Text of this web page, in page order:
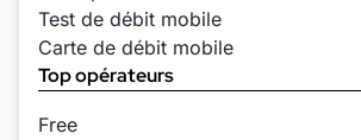
Test de débit mobile
Carte de débit mobile
Top opérateurs
Free